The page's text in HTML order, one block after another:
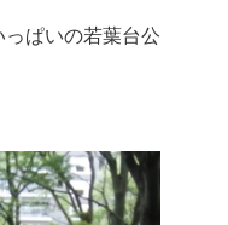
ぱいの若葉台公